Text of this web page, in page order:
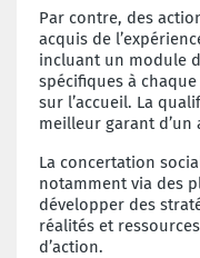
Par contre, des
acquis de
incluant un module
spécifiques à
sur l’accueil. La
meilleur garant
La concertation
notamment via des
développer des
réalités et
d’action.